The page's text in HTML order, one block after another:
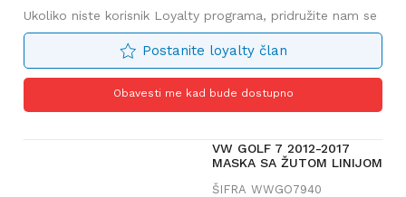
Ukoliko niste korisnik Loyalty programa, pridružite nam se
Postanite loyalty član
Obavesti me kad bude dostupno
VW GOLF 7 2012-2017
MASKA SA ŽUTOM LINIJOM
ŠIFRA WWGO7940